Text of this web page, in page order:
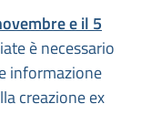
e il 5
è necessario
informazione
creazione ex